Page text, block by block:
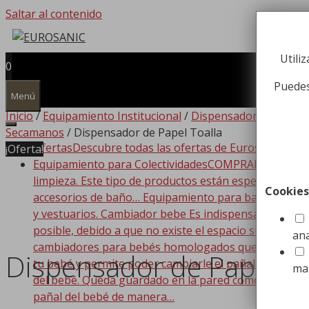
Saltar al contenido
0
Menú
OfertasDescubre todas las ofertas de Eurosanic!!!
Equipamiento para ColectividadesCOMPRAR
limpieza. Este tipo de productos están
accesorios de baño… Equipamiento para baño
y vestuarios. Cambiador bebe Es indispensable que
posible, debido a que no existe el espacio suficiente
cambiadores para bebés homologados que se
tu bebé y permite poder cambiarle el pañal de
del bebé. Queda guardado en la pared como si de
pañal del bebé de manera…
Inicio/Equipamiento Institucional / Dispensadores de Papel
Secamanos / Dispensador de Papel Toalla
¡Oferta!
Dispensador de Papel
Cookies